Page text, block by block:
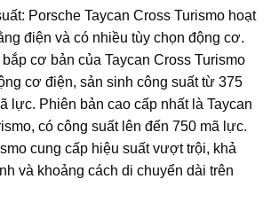
Porsche Taycan Cross Turismo hoạt
điện và có nhiều tùy chọn động cơ.
cơ bản của Taycan Cross Turismo
cơ điện, sản sinh công suất từ 375
lực. Phiên bản cao cấp nhất là Taycan
có công suất lên đến 750 mã lực.
cung cấp hiệu suất vượt trội, khả
và khoảng cách di chuyển dài trên